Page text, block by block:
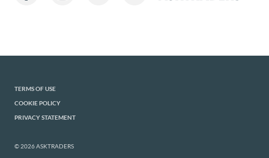
TERMS OF USE
COOKIE POLICY
PRIVACY STATEMENT
© 2026 ASKTRADERS